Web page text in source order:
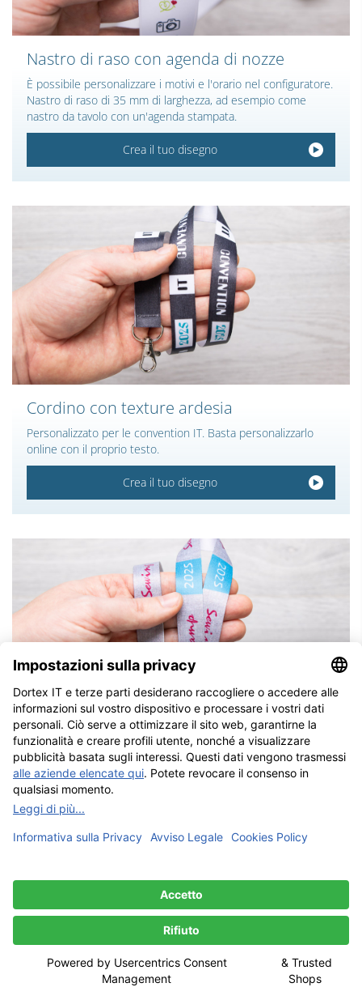
Nastro di raso con agenda di nozze
È possibile personalizzare i motivi e l'orario nel configuratore.
Nastro di raso di 35 mm di larghezza, ad esempio come
nastro da tavolo con un'agenda stampata.
Crea il tuo disegno
Cordino con texture ardesia
Personalizzato per le convention IT. Basta personalizzarlo
online con il proprio testo.
Crea il tuo disegno
Cordoncino con texture in tessuto
Personalizzato per eventi di cucito. Basta personalizzarlo
online con il proprio testo.